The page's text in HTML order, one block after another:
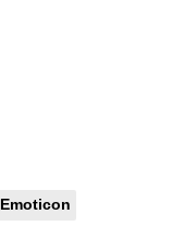
Emoticon